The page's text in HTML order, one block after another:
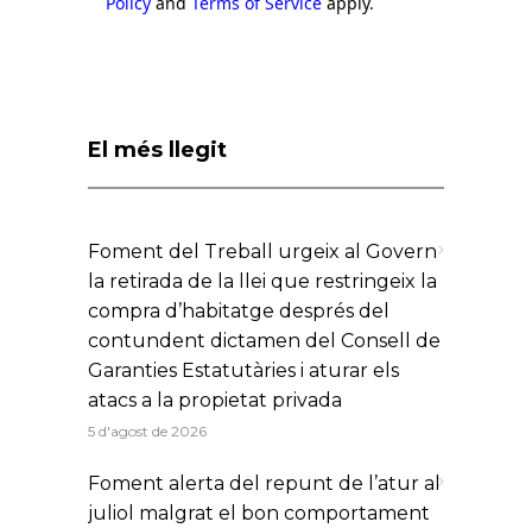
El més llegit
Foment del Treball urgeix al Govern
la retirada de la llei que restringeix la
compra d’habitatge després del
contundent dictamen del Consell de
Garanties Estatutàries i aturar els
atacs a la propietat privada
5 d'agost de 2026
Foment alerta del repunt de l’atur al
juliol malgrat el bon comportament